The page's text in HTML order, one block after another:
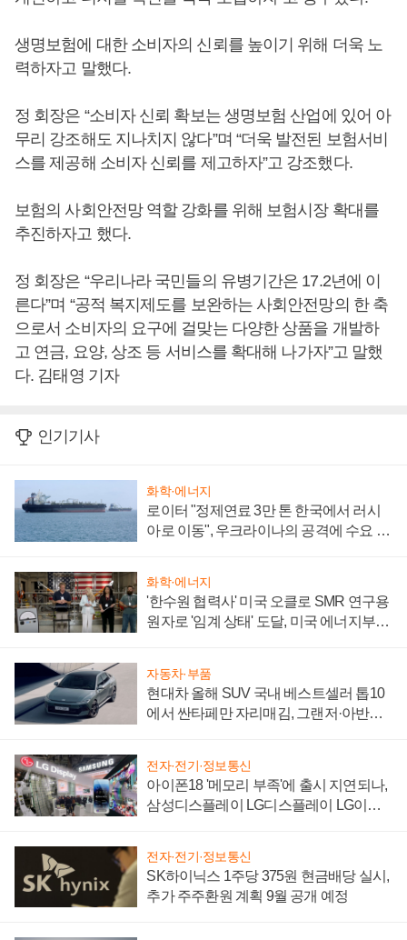
생명보험에 대한 소비자의 신뢰를 높이기 위해 더욱 노
력하자고 말했다.
정 회장은 “소비자 신뢰 확보는 생명보험 산업에 있어 아
무리 강조해도 지나치지 않다”며 “더욱 발전된 보험서비
스를 제공해 소비자 신뢰를 제고하자”고 강조했다.
보험의 사회안전망 역할 강화를 위해 보험시장 확대를
추진하자고 했다.
정 회장은 “우리나라 국민들의 유병기간은 17.2년에 이
른다”며 “공적 복지제도를 보완하는 사회안전망의 한 축
으로서 소비자의 요구에 걸맞는 다양한 상품을 개발하
고 연금, 요양, 상조 등 서비스를 확대해 나가자”고 말했
다. 김태영 기자
인기기사
화학·에너지
로이터 "정제연료 3만 톤 한국에서 러시
아로 이동", 우크라이나의 공격에 수요 늘
화학·에너지
'한수원 협력사' 미국 오클로 SMR 연구용
원자로 '임계 상태' 도달, 미국 에너지부
자동차·부품
현대차 올해 SUV 국내 베스트셀러 톱10
에서 싼타페만 자리매김, 그랜저·아반떼
전자·전기·정보통신
아이폰18 '메모리 부족'에 출시 지연되나,
삼성디스플레이 LG디스플레이 LG이노
전자·전기·정보통신
SK하이닉스 1주당 375원 현금배당 실시,
추가 주주환원 계획 9월 공개 예정